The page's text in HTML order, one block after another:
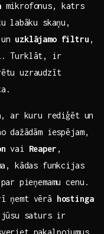
mikrofonus, katrs
⁤labāku skaņu,
uzklājamo filtru ,
Turklāt, ir
uzraudzīt
ar kuru rediģēt un
iespējam,
‍vai⁢ Reaper ,
kādas funkcijas
⁤pieņemamu ‍cenu.⁢
ņemt vērā hostinga
⁣saturs ir